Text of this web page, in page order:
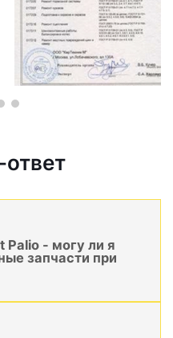
Palio - могу ли я
запчасти при